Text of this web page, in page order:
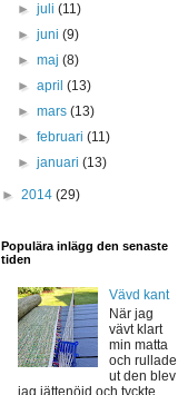
►juli(11)
►juni(9)
►maj(8)
►april(13)
►mars(13)
►februari(11)
►januari(13)
► 2014 (29)
Populära inlägg den senaste
tiden
Vävd kant
När jag
vävt klart
min matta
och rullade
ut den blev
jag jättenöjd och tyckte